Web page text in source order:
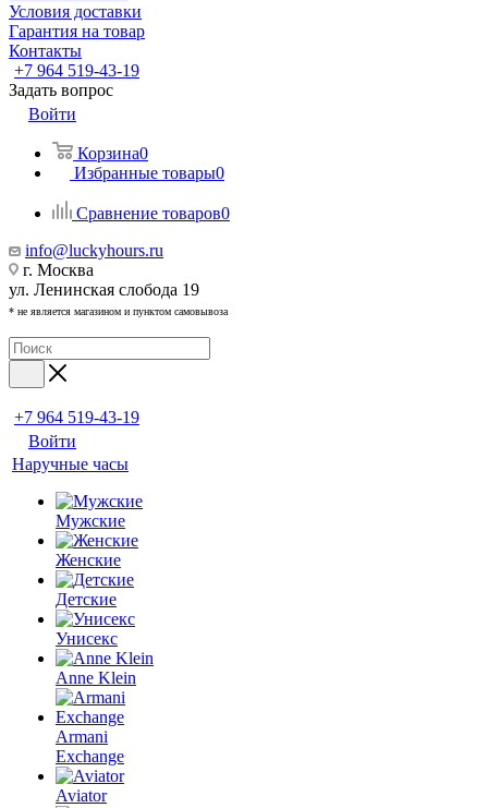
Условия доставки
Гарантия на товар
Контакты
+7 964 519-43-19
Задать вопрос
Войти
Корзина0
Избранные товары0
Сравнение товаров0
info@luckyhours.ru
г. Москва
ул. Ленинская слобода 19
* не является магазином и пунктом самовывоза
+7 964 519-43-19
Войти
Наручные часы
Мужские
Женские
Детские
Унисекс
Anne Klein
Armani
Exchange
Aviator